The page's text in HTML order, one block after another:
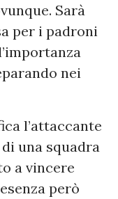
Sarà
per i padroni
nei
l’attaccante
una squadra
a vincere
però